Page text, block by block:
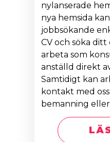
nylanserade
nya hemsida
jobbsökande
CV och söka
arbeta som
anställd direkt
Samtidigt kan
kontakt med
bemanning